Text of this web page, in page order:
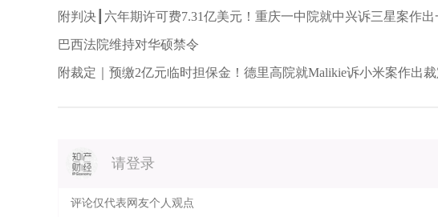
年）》
附判决┃六年期许可费7.31亿美元！重庆一中院就中兴诉三星案作出
巴西法院维持对华硕禁令
附裁定｜预缴2亿元临时担保金！德里高院就Malikie诉小米案作出裁
请登录